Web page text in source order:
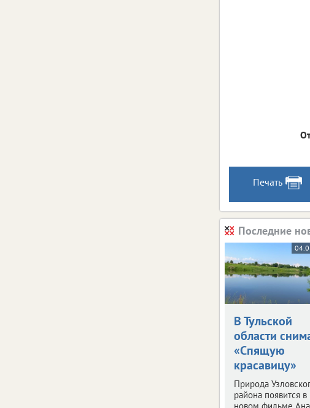
Печать
Последние
В Тульской
области
«Спящую
красавицу»
Природа
района появится в